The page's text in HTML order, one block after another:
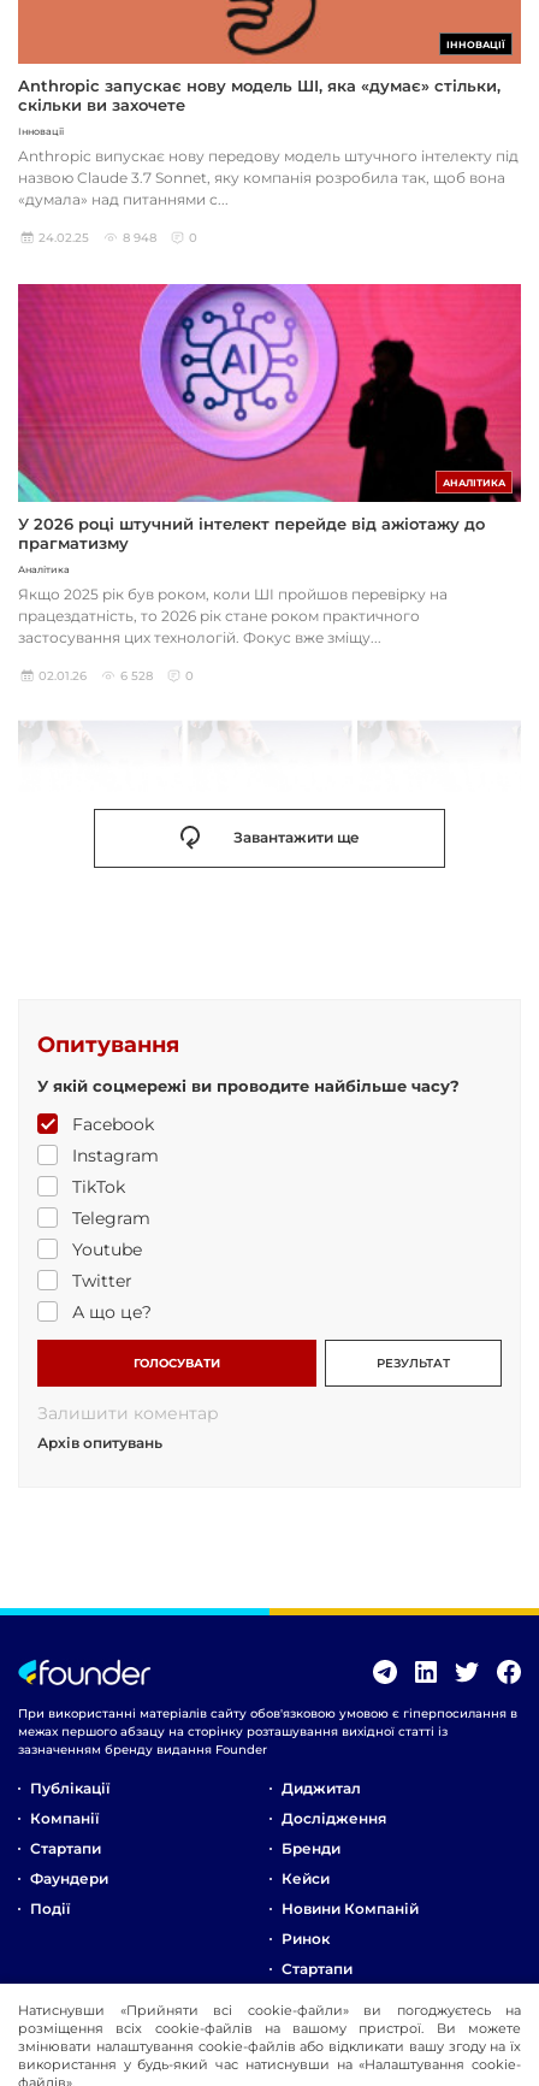
ІННОВАЦІЇ
Anthropic запускає нову модель ШІ, яка «думає» стільки,
скільки ви захочете
Інновації
Anthropic випускає нову передову модель штучного інтелекту під
назвою Claude 3.7 Sonnet, яку компанія розробила так, щоб вона
«думала» над питаннями с...
24.02.25 8 948 0
АНАЛІТИКА
У 2026 році штучний інтелект перейде від ажіотажу до
прагматизму
Аналітика
Якщо 2025 рік був роком, коли ШІ пройшов перевірку на
працездатність, то 2026 рік стане роком практичного
застосування цих технологій. Фокус вже зміщу...
02.01.26 6 528 0
Завантажити ще
Опитування
У якій соцмережі ви проводите найбільше часу?
Facebook
Instagram
TikTok
Telegram
Youtube
Twitter
А що це?
ГОЛОСУВАТИ РЕЗУЛЬТАТ
Залишити коментар
Архів опитувань
При використанні матеріалів сайту обов'язковою умовою є гіперпосилання в
межах першого абзацу на сторінку розташування вихідної статті із
зазначенням бренду видання Founder
Публікації
Компанії
Стартапи
Фаундери
Події
Диджитал
Дослідження
Бренди
Кейси
Новини Компаній
Ринок
Стартапи
Про Компанію
Реклама
Контакти
Натиснувши «Прийняти всі cookie-файли» ви погоджуєтесь на
розміщення всіх cookie-файлів на вашому пристрої. Ви можете
змінювати налаштування cookie-файлів або відкликати вашу згоду на їх
використання у будь-який час натиснувши на «Налаштування cookie-
файлів».